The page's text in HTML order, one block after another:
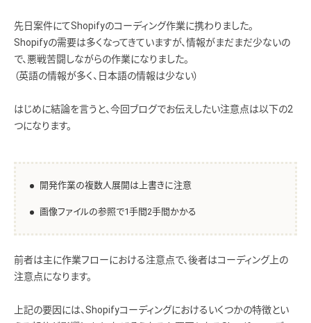
先日案件にてShopifyのコーディング作業に携わりました。
Shopifyの需要は多くなってきていますが、情報がまだまだ少ないの
で、悪戦苦闘しながらの作業になりました。
（英語の情報が多く、日本語の情報は少ない）
はじめに結論を言うと、今回ブログでお伝えしたい注意点は以下の2
つになります。
開発作業の複数人展開は上書きに注意
画像ファイルの参照で1手間2手間かかる
前者は主に作業フローにおける注意点で、後者はコーディング上の
注意点になります。
上記の要因には、Shopifyコーディングにおけるいくつかの特徴とい